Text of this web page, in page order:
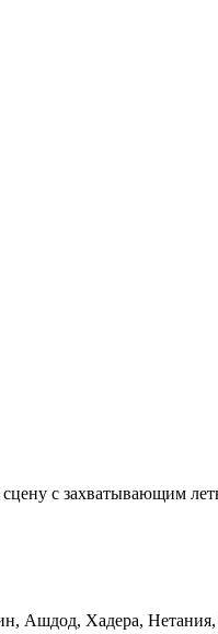
с захватывающим
Ашдод, Хадера, Нетания,